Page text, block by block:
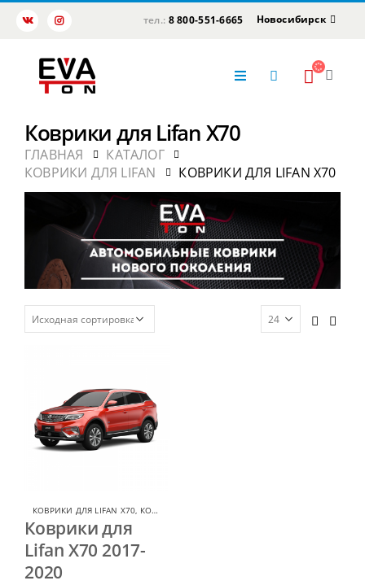
тел.: 8 800-551-6665 Новосибирск
Коврики для Lifan X70
ГЛАВНАЯ
КАТАЛОГ
КОВРИКИ ДЛЯ LIFAN
КОВРИКИ ДЛЯ LIFAN X70
КОВРИКИ ДЛЯ LIFAN X70, КОВРИКИ ДЛЯ LIFAN
Коврики для
Lifan X70 2017-
2020